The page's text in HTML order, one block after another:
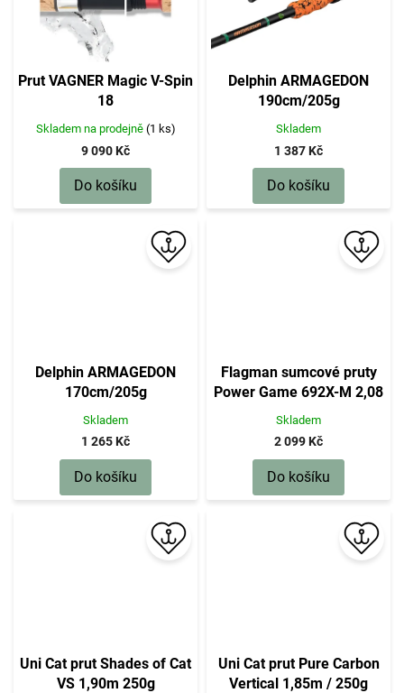
Prut VAGNER Magic V-Spin
18
Skladem na prodejně (1 ks)
9 090 Kč
Do košíku
Delphin ARMAGEDON
190cm/205g
Skladem
1 387 Kč
Do košíku
Delphin ARMAGEDON
170cm/205g
Skladem
1 265 Kč
Do košíku
Flagman sumcové pruty
Power Game 692X-M 2,08
m 100 - 200 g (FPG-
692XM)
Skladem
2 099 Kč
Do košíku
Uni Cat prut Shades of Cat
VS 1,90m 250g
Uni Cat prut Pure Carbon
Vertical 1,85m / 250g